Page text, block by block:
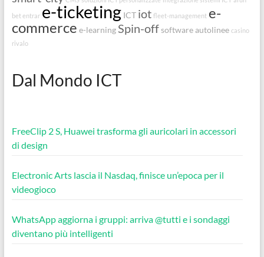
bet entrar e-ticketing ICT iot fleet-management e-
commerce e-learningSpin-offsoftware autolinee casino
rivalo
Dal Mondo ICT
FreeClip 2 S, Huawei trasforma gli auricolari in accessori
di design
Electronic Arts lascia il Nasdaq, finisce un’epoca per il
videogioco
WhatsApp aggiorna i gruppi: arriva @tutti e i sondaggi
diventano più intelligenti